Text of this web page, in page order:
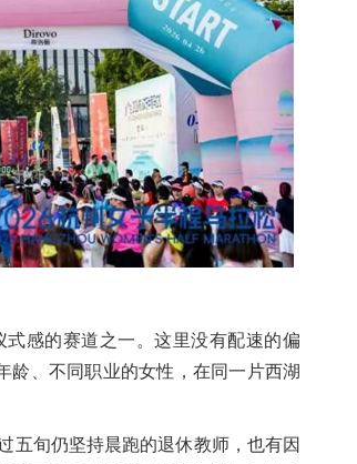
感的赛道之一。这里没有配速的偏
、不同职业的女性，在同一片西湖
五旬仍坚持晨跑的退休教师，也有因